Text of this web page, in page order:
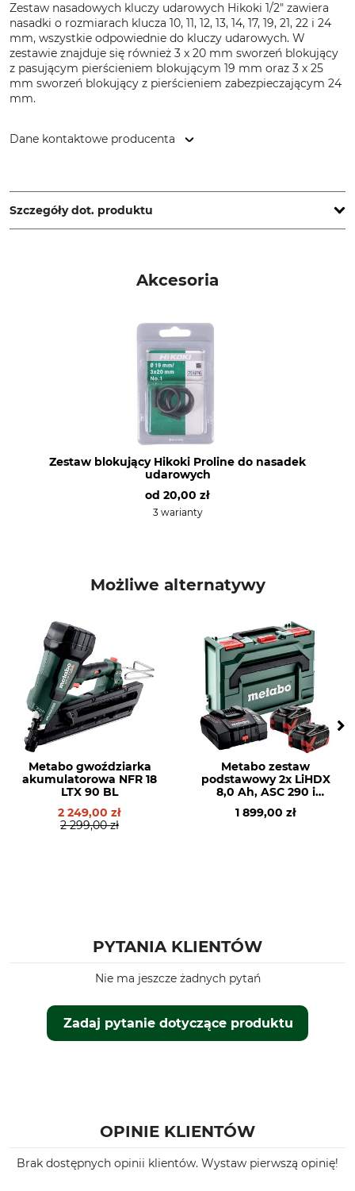
Zestaw nasadowych kluczy udarowych Hikoki 1/2" zawiera
nasadki o rozmiarach klucza 10, 11, 12, 13, 14, 17, 19, 21, 22 i 24
mm, wszystkie odpowiednie do kluczy udarowych. W
zestawie znajduje się również 3 x 20 mm sworzeń blokujący
z pasującym pierścieniem blokującym 19 mm oraz 3 x 25
mm sworzeń blokujący z pierścieniem zabezpieczającym 24
mm.
Dane kontaktowe producenta
Germany, www.metabo.de
Szczegóły dot. produktu
Akcesoria
Zestaw blokujący Hikoki Proline do nasadek
udarowych
od 20,00 zł
3 warianty
Możliwe alternatywy
Metabo gwoździarka
akumulatorowa NFR 18
LTX 90 BL
2 249,00 zł
2 299,00 zł
Metabo zestaw
podstawowy 2x LiHDX
8,0 Ah, ASC 290 i
Metabox 145
1 899,00 zł
PYTANIA KLIENTÓW
Zadaj pytanie dotyczące produktu
Nie ma jeszcze żadnych pytań
OPINIE KLIENTÓW
Brak dostępnych opinii klientów. Wystaw pierwszą opinię!